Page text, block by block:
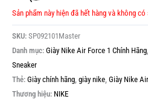
Sản phẩm này hiện đã hết hàng và không có
SKU: SP092101Master
Danh mục: Giày Nike Air Force 1 Chính Hãng,
Sneaker
Thẻ: Giày chính hãng, giày nike, Giày Nike
Thương hiệu: NIKE